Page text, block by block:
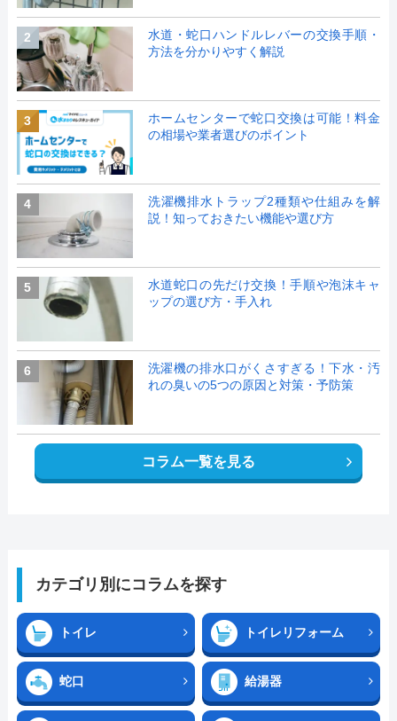
2
水道・蛇口ハンドルレバーの交換手順・
方法を分かりやすく解説
3
ホームセンターで蛇口交換は可能！料金
の相場や業者選びのポイント
4
洗濯機排水トラップ2種類や仕組みを解
説！知っておきたい機能や選び方
5
水道蛇口の先だけ交換！手順や泡沫キャ
ップの選び方・手入れ
6
洗濯機の排水口がくさすぎる！下水・汚
れの臭いの5つの原因と対策・予防策
コラム一覧を見る
カテゴリ別にコラムを探す
トイレ トイレリフォーム
蛇口 給湯器